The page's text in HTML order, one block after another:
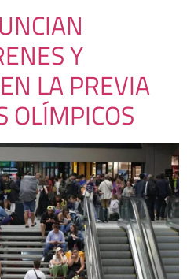
Y
LA PREVIA
OLÍMPICOS